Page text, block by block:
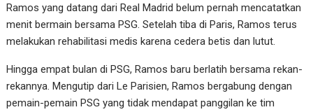
Ramos yang datang dari Real Madrid belum pernah mencatatkan
menit bermain bersama PSG. Setelah tiba di Paris, Ramos terus
melakukan rehabilitasi medis karena cedera betis dan lutut.
Hingga empat bulan di PSG, Ramos baru berlatih bersama rekan-
rekannya. Mengutip dari Le Parisien, Ramos bergabung dengan
pemain-pemain PSG yang tidak mendapat panggilan ke tim